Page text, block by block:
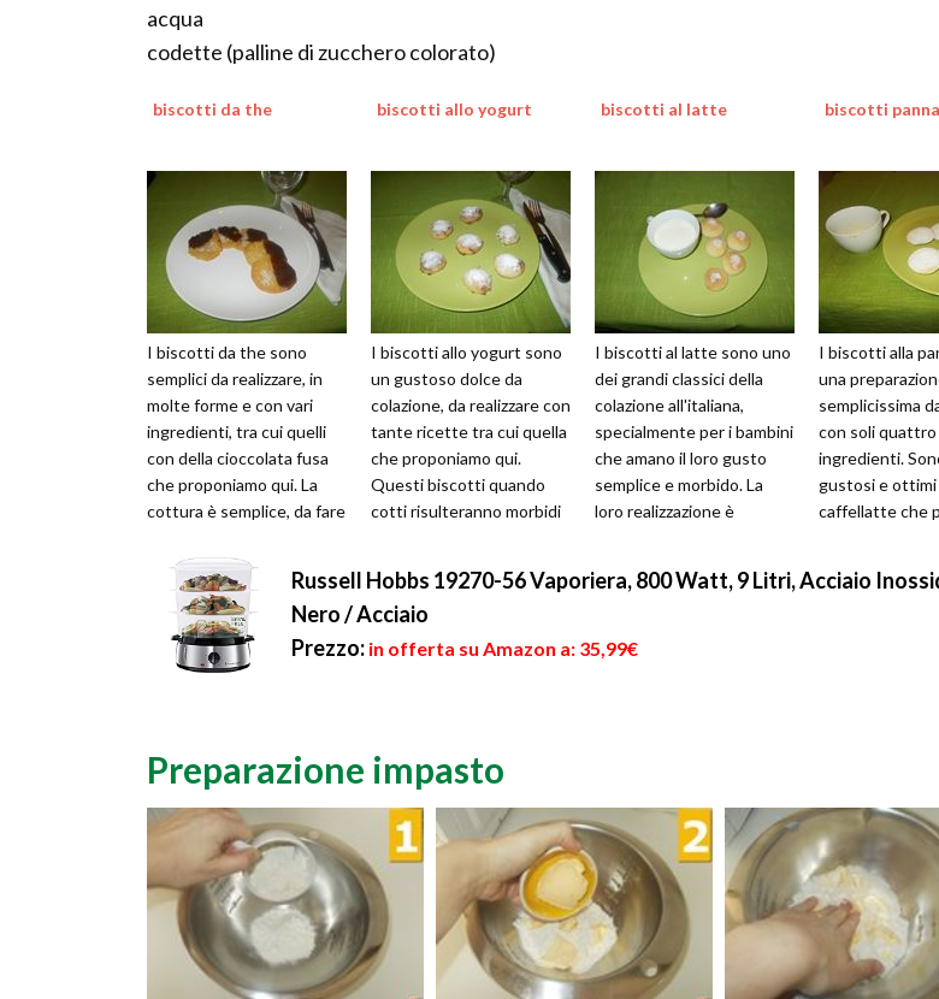
acqua
codette (palline di zucchero colorato)
biscotti da the
I biscotti da the sono
semplici da realizzare, in
molte forme e con vari
ingredienti, tra cui quelli
con della cioccolata fusa
che proponiamo qui. La
cottura è semplice, da fare
biscotti allo yogurt
I biscotti allo yogurt sono
un gustoso dolce da
colazione, da realizzare con
tante ricette tra cui quella
che proponiamo qui.
Questi biscotti quando
cotti risulteranno morbidi
biscotti al latte
I biscotti al latte sono uno
dei grandi classici della
colazione all'italiana,
specialmente per i bambini
che amano il loro gusto
semplice e morbido. La
loro realizzazione è
biscotti panna
I biscotti alla
una
semplicissima
con soli quattro
ingredienti.
gustosi e ottimi
caffellatte che
Russell Hobbs 19270-56 Vaporiera, 800 Watt, 9 Litri, Acciaio
Nero / Acciaio
Prezzo: in offerta su Amazon a: 35,99€
Preparazione impasto